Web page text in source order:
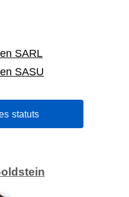
SARL
SASU
statuts